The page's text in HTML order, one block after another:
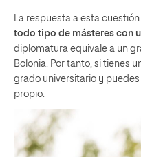
La respuesta a esta cuestión
todo tipo de másteres con
diplomatura equivale a un
Bolonia. Por tanto, si tienes
grado universitario y
propio.